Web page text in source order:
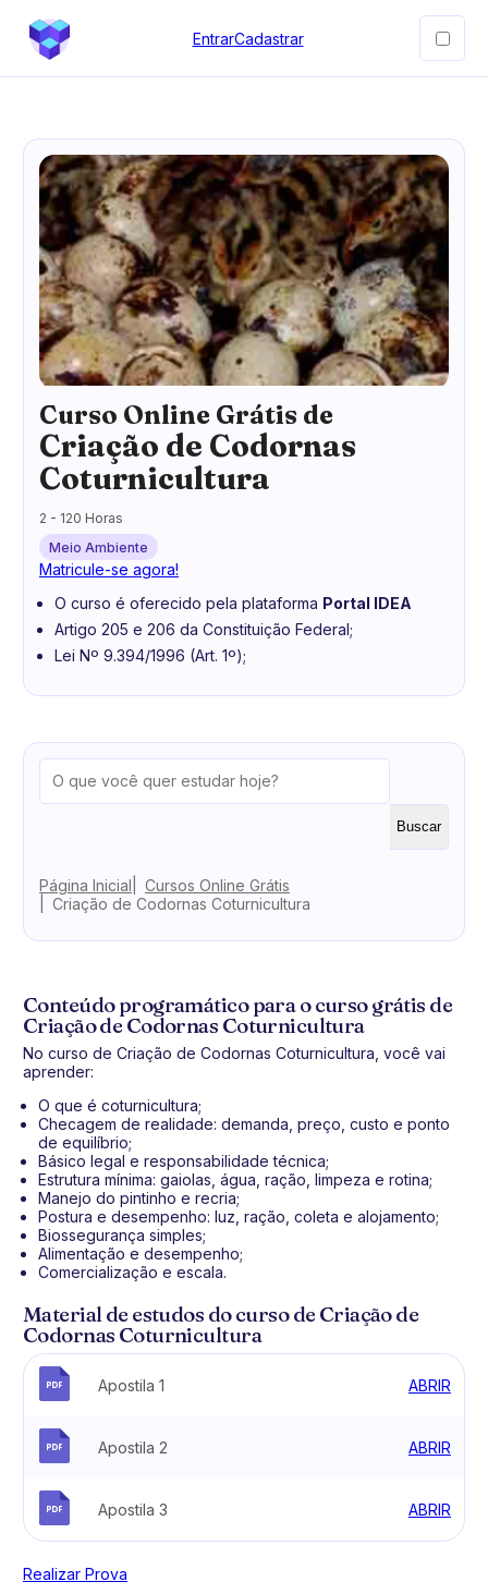
EntrarCadastrar
Curso Online Grátis de
Criação de Codornas
Coturnicultura
2 - 120 Horas
Meio Ambiente
Matricule-se agora!
O curso é oferecido pela plataforma Portal IDEA
Artigo 205 e 206 da Constituição Federal;
Lei Nº 9.394/1996 (Art. 1º);
Buscar
Página Inicial
Cursos Online Grátis
Criação de Codornas Coturnicultura
Conteúdo programático para o curso grátis de
Criação de Codornas Coturnicultura
No curso de Criação de Codornas Coturnicultura, você vai
aprender:
O que é coturnicultura;
Checagem de realidade: demanda, preço, custo e ponto
de equilíbrio;
Básico legal e responsabilidade técnica;
Estrutura mínima: gaiolas, água, ração, limpeza e rotina;
Manejo do pintinho e recria;
Postura e desempenho: luz, ração, coleta e alojamento;
Biossegurança simples;
Alimentação e desempenho;
Comercialização e escala.
Material de estudos do curso de Criação de
Codornas Coturnicultura
Apostila 1 ABRIR
Apostila 2 ABRIR
Apostila 3 ABRIR
Realizar Prova